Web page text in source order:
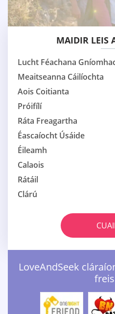
MAIDIR LEIS
Lucht Féachana
Meaitseanna Cáilíochta
Aois Coitianta
Próifílí
Ráta Freagartha
Éascaíocht Úsáide
Éileamh
Calaois
Rátáil
Clárú
LoveAndSeek